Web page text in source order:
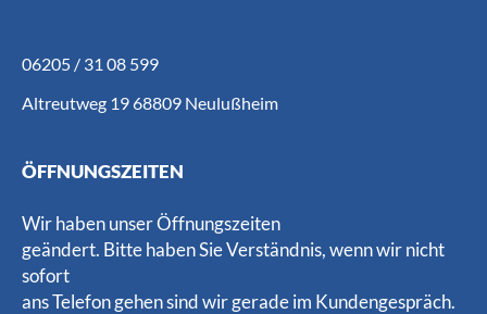
06205 / 31 08 599
Altreutweg 19 68809 Neulußheim
ÖFFNUNGSZEITEN
Wir haben unser Öffnungszeiten
geändert. Bitte haben Sie Verständnis, wenn wir nicht
sofort
ans Telefon gehen sind wir gerade im Kundengespräch.